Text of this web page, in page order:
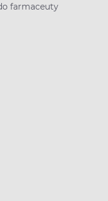
farmaceuty